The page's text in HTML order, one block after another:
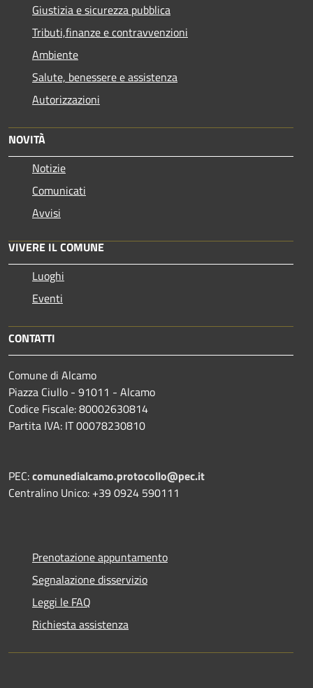
Giustizia e sicurezza pubblica
Tributi,finanze e contravvenzioni
Ambiente
Salute, benessere e assistenza
Autorizzazioni
NOVITÀ
Notizie
Comunicati
Avvisi
VIVERE IL COMUNE
Luoghi
Eventi
CONTATTI
Comune di Alcamo
Piazza Ciullo - 91011 - Alcamo
Codice Fiscale: 80002630814
Partita IVA: IT 00078230810
PEC:comunedialcamo.protocollo@pec.it
Centralino Unico: +39 0924 590111
Prenotazione appuntamento
Segnalazione disservizio
Leggi le FAQ
Richiesta assistenza